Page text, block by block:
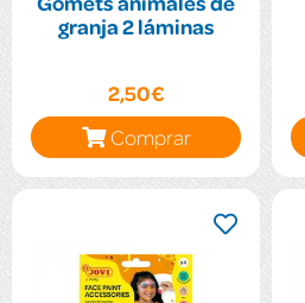
granja 2 láminas
2,50€
Comprar